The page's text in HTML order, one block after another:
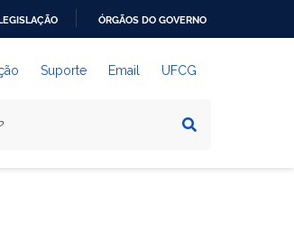
ÓRGÃOS DO GOVERNO
Suporte Email UFCG